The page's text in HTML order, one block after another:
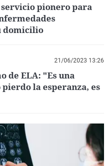
pionero para
domicilio
21/06/2023 13:26
de ELA: "Es una
la esperanza, es